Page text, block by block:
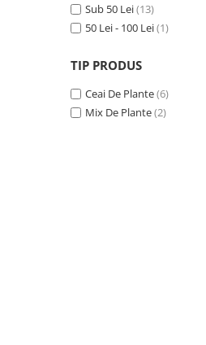
Sub 50 Lei(13)
50 Lei - 100 Lei(1)
TIP PRODUS
Ceai De Plante(6)
Mix De Plante(2)